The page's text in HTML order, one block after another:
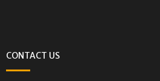
CONTACT US